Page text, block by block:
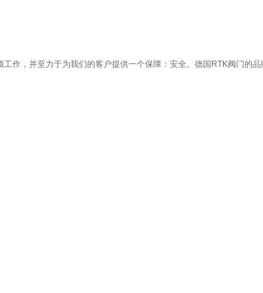
，并至力于为我们的客户提供一个保障：安全。德国RTK阀门的品